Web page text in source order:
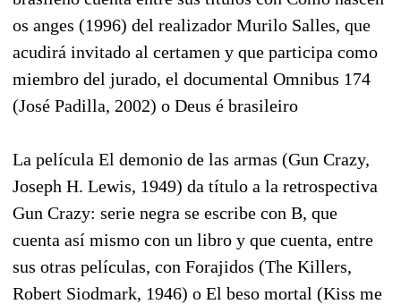
os anges (1996) del realizador Murilo Salles, que
acudirá invitado al certamen y que participa como
miembro del jurado, el documental Omnibus 174
(José Padilla, 2002) o Deus é brasileiro
La película El demonio de las armas (Gun Crazy,
Joseph H. Lewis, 1949) da título a la retrospectiva
Gun Crazy: serie negra se escribe con B, que
cuenta así mismo con un libro y que cuenta, entre
sus otras películas, con Forajidos (The Killers,
Robert Siodmark, 1946) o El beso mortal (Kiss me